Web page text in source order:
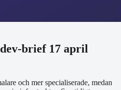
brief 17 april
och mer specialiserade, medan